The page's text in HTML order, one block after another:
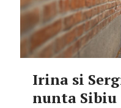
Irina si
nunta Sibiu